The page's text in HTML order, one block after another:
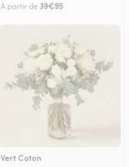
À partir de 39€95
Vert Coton